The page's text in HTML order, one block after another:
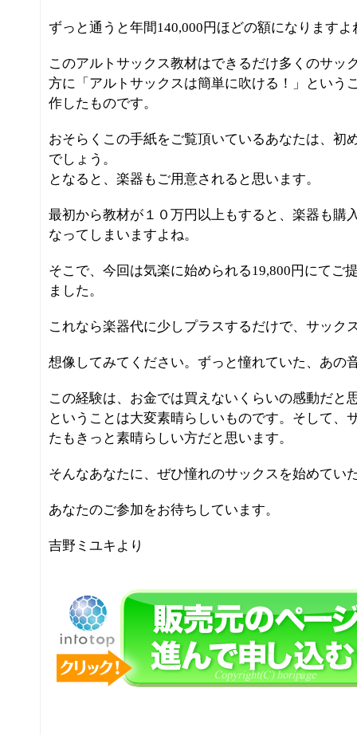
ずっと通うと年間140,000円ほどの額になりますよ
このアルトサックス教材はできるだけ多くのサッ
方に「アルトサックスは簡単に吹ける！」という
作したものです。
おそらくこの手紙をご覧頂いているあなたは、初
でしょう。
となると、楽器もご用意されると思います。
最初から教材が１０万円以上もすると、楽器も購
なってしまいますよね。
そこで、今回は気楽に始められる19,800円にてご
ました。
これなら楽器代に少しプラスするだけで、サック
想像してみてください。ずっと憧れていた、あの
この経験は、お金では買えないくらいの感動だと
ということは大変素晴らしいものです。そして、
たもきっと素晴らしい方だと思います。
そんなあなたに、ぜひ憧れのサックスを始めてい
あなたのご参加をお待ちしています。
吉野ミユキより